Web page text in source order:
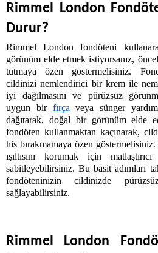
Rimmel London
Durur?
Rimmel London fondöteni
görünüm elde etmek istiyorsanız,
tutmaya özen göstermelisiniz.
cildinizi nemlendirici bir krem ile
iyi dağılmasını ve pürüzsüz
uygun bir fırça veya sünger
dağıtarak, doğal bir görünüm elde
fondöten kullanmaktan kaçınarak,
his bırakmamaya özen
ışıltısını korumak için
sabitleyebilirsiniz. Bu basit adımları
fondöteninizin cildinizde
sağlayabilirsiniz.
Rimmel London